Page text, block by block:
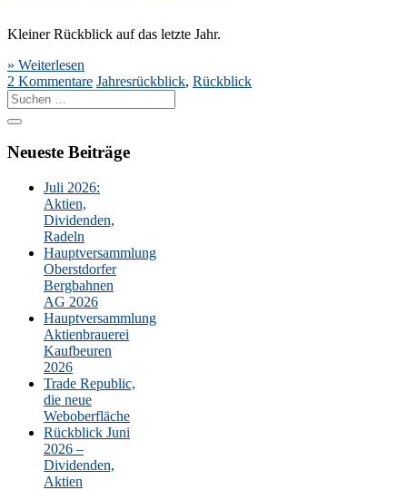
Kleiner Rückblick auf das letzte Jahr.
» Weiterlesen
2 Kommentare Jahresrückblick, Rückblick
Suche
nach:
Neueste Beiträge
Juli 2026:
Aktien,
Dividenden,
Radeln
Hauptversammlung
Oberstdorfer
Bergbahnen
AG 2026
Hauptversammlung
Aktienbrauerei
Kaufbeuren
2026
Trade Republic,
die neue
Weboberfläche
Rückblick Juni
2026 –
Dividenden,
Aktien